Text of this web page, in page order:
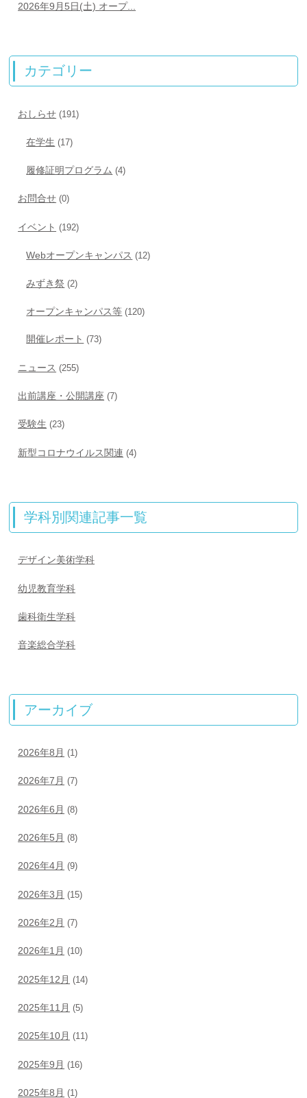
2026年9月5日(土) オープ...
カテゴリー
おしらせ (191)
在学生 (17)
履修証明プログラム (4)
お問合せ (0)
イベント (192)
Webオープンキャンパス (12)
みずき祭 (2)
オープンキャンパス等 (120)
開催レポート (73)
ニュース (255)
出前講座・公開講座 (7)
受験生 (23)
新型コロナウイルス関連 (4)
学科別関連記事一覧
デザイン美術学科
幼児教育学科
歯科衛生学科
音楽総合学科
アーカイブ
2026年8月 (1)
2026年7月 (7)
2026年6月 (8)
2026年5月 (8)
2026年4月 (9)
2026年3月 (15)
2026年2月 (7)
2026年1月 (10)
2025年12月 (14)
2025年11月 (5)
2025年10月 (11)
2025年9月 (16)
2025年8月 (1)